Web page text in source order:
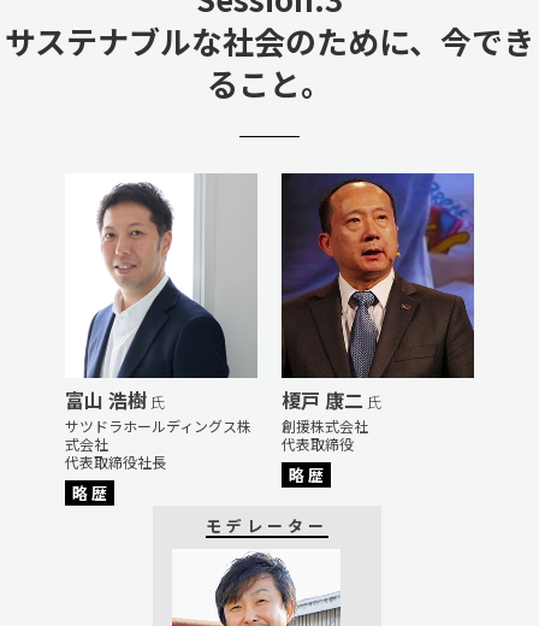
サステナブルな社会のために、今でき
ること。
富山 浩樹 氏
サツドラホールディングス株
式会社
代表取締役社長
略 歴
榎戸 康二 氏
創援株式会社
代表取締役
略 歴
モデレーター